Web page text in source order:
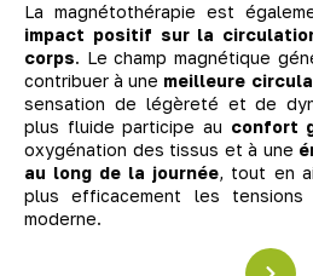
La magnétothérapie est
impact positif sur la
corps. Le champ magnétique
contribuer à une meilleure
sensation de légèreté et de
plus fluide participe au confort
oxygénation des tissus et à une
au long de la journée, tout en
plus efficacement les
moderne.